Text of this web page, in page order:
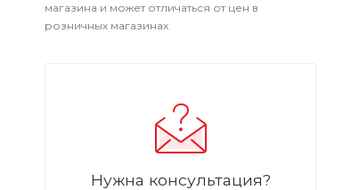
магазина и может отличаться от цен в
розничных магазинах
Нужна консультация?